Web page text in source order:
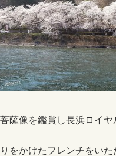
薩像を鑑賞し長浜ロイ
をかけたフレンチをい